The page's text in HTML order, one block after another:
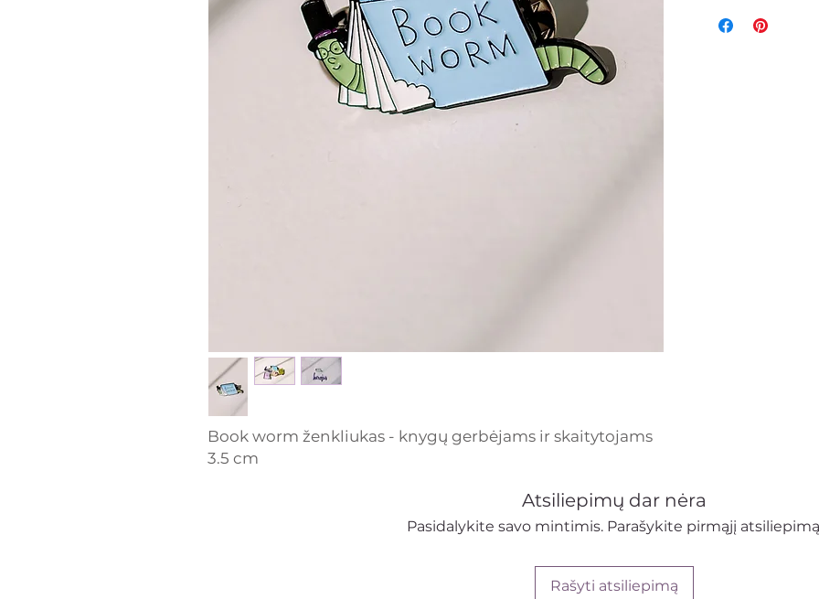
Book worm ženkliukas - knygų gerbėjams ir skaitytojams
3.5 cm
Atsiliepimų dar nėra
Pasidalykite savo mintimis. Parašykite pirmąjį
Rašyti atsiliepimą